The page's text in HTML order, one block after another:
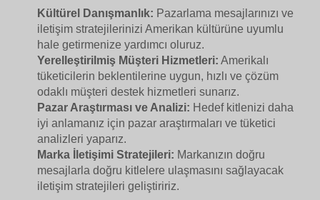
Kültürel Danışmanlık: Pazarlama mesajlarınızı ve
iletişim stratejilerinizi Amerikan kültürüne uyumlu
hale getirmenize yardımcı oluruz.
Yerelleştirilmiş Müşteri Hizmetleri: Amerikalı
tüketicilerin beklentilerine uygun, hızlı ve çözüm
odaklı müşteri destek hizmetleri sunarız.
Pazar Araştırması ve Analizi: Hedef kitlenizi daha
iyi anlamanız için pazar araştırmaları ve tüketici
analizleri yaparız.
Marka İletişimi Stratejileri: Markanızın doğru
mesajlarla doğru kitlelere ulaşmasını sağlayacak
iletişim stratejileri geliştiririz.